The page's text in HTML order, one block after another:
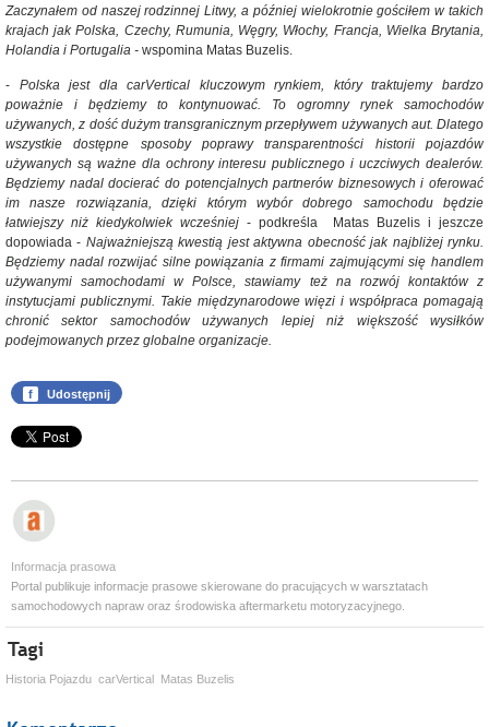
Zaczynałem od naszej rodzinnej Litwy, a później wielokrotnie gościłem w takich
krajach jak Polska, Czechy, Rumunia, Węgry, Włochy, Francja, Wielka Brytania,
Holandia i Portugalia - wspomina Matas Buzelis.
- Polska jest dla carVertical kluczowym rynkiem, który traktujemy bardzo
poważnie i będziemy to kontynuować. To ogromny rynek samochodów
używanych, z dość dużym transgranicznym przepływem używanych aut. Dlatego
wszystkie dostępne sposoby poprawy transparentności historii pojazdów
używanych są ważne dla ochrony interesu publicznego i uczciwych dealerów.
Będziemy nadal docierać do potencjalnych partnerów biznesowych i oferować
im nasze rozwiązania, dzięki którym wybór dobrego samochodu będzie
łatwiejszy niż kiedykolwiek wcześniej - podkreśla Matas Buzelis i jeszcze
dopowiada - Najważniejszą kwestią jest aktywna obecność jak najbliżej rynku.
Będziemy nadal rozwijać silne powiązania z firmami zajmującymi się handlem
używanymi samochodami w Polsce, stawiamy też na rozwój kontaktów z
instytucjami publicznymi. Takie międzynarodowe więzi i współpraca pomagają
chronić sektor samochodów używanych lepiej niż większość wysiłków
podejmowanych przez globalne organizacje.
f Udostępnij
Informacja prasowa
Portal publikuje informacje prasowe skierowane do pracujących w warsztatach
samochodowych napraw oraz środowiska aftermarketu motoryzacyjnego.
Historia Pojazdu carVertical Matas Buzelis